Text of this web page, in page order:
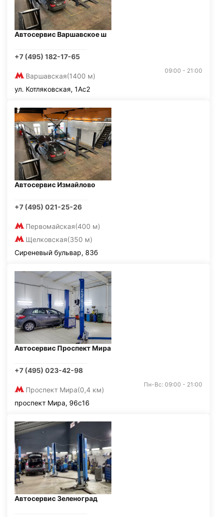
Автосервис Варшавское ш
+7 (495) 182-17-65
Варшавская(1400 м)
09:00 - 21:00
ул. Котляковская, 1Ас2
Автосервис Измайлово
+7 (495) 021-25-26
Первомайская(400 м)
Щелковская(350 м)
Сиреневый бульвар, 83б
Автосервис Проспект Мира
+7 (495) 023-42-98
Проспект Мира(0,4 км)
Пн-Вс: 09:00 - 21:00
проспект Мира, 96с16
Автосервис Зеленоград